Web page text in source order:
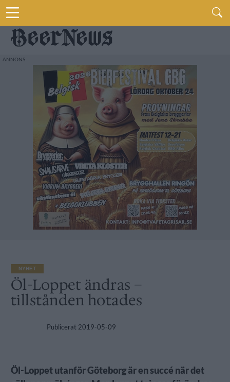
NYHET
Öl-Loppet ändras –
tillstånden hotades
Publicerat 2019-05-09
Öl-Loppet utanför Göteborg är en succé när det